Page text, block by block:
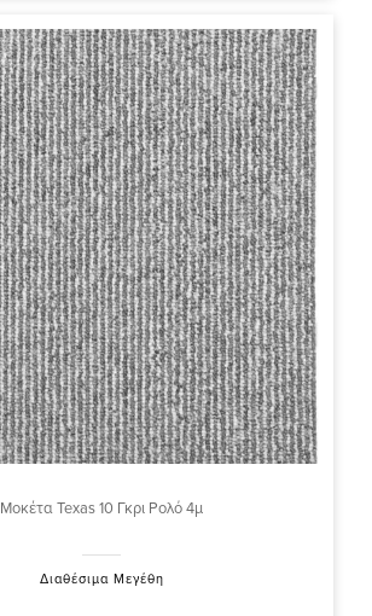
Μοκέτα Texas 10 Γκρι Ρολό 4μ
Διαθέσιμα Μεγέθη